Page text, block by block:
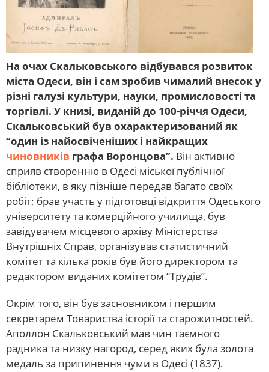
На очах Скальковського відбувався розвиток
міста Одеси, він і сам зробив чималий внесок у
різні галузі культури, науки, промисловості та
торгівлі. У книзі, виданій до 100-річчя Одеси,
Скальковський був охарактеризований як
“один із найосвіченіших і найкращих
чиновників графа Воронцова”. Він активно
сприяв створенню в Одесі міської публічної
бібліотеки, в яку пізніше передав багато своїх
робіт; брав участь у підготовці відкриття Одеського
університету та комерційного училища, був
завідувачем місцевого архіву Міністерства
Внутрішніх Справ, організував статистичний
комітет та кілька років був його директором та
редактором виданих комітетом “Трудів”.
Окрім того, він був засновником і першим
секретарем Товариства історії та старожитностей.
Аполлон Скальковський мав чин таємного
радника та низку нагород, серед яких була золота
медаль за припинення чуми в Одесі (1837).